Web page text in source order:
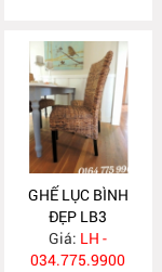
GHẾ LỤC BÌNH
ĐẸP LB3
Giá: LH -
034.775.9900